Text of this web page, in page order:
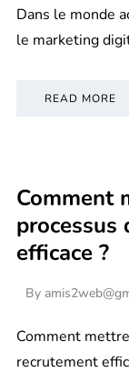
Dans le monde
le marketing
READ MORE
Comment
processus
efficace ?
By
Comment
recrutement